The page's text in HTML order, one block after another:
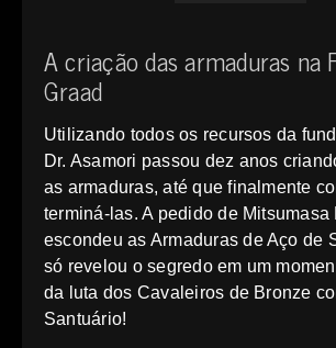
A criação das armaduras na
Graad
Utilizando todos os recursos da
Dr. Asamori passou dez anos
as armaduras, até que finalmente
terminá-las. A pedido de Mitsumasa
escondeu as Armaduras de Aço de
só revelou o segredo em um
da luta dos Cavaleiros de Bronze
Santuário!